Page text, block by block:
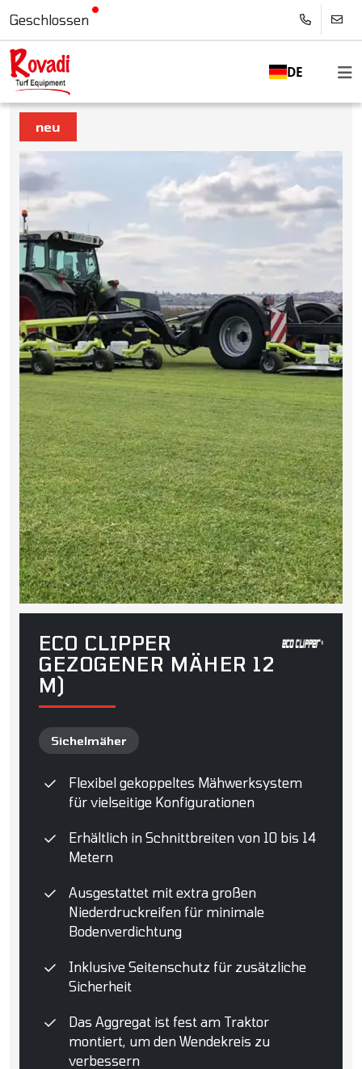
Geschlossen
DE
neu
ECO CLIPPER
GEZOGENER MÄHER 12
M)
Sichelmäher
Flexibel gekoppeltes Mähwerksystem
für vielseitige Konfigurationen
Erhältlich in Schnittbreiten von 10 bis 14
Metern
Ausgestattet mit extra großen
Niederdruckreifen für minimale
Bodenverdichtung
Inklusive Seitenschutz für zusätzliche
Sicherheit
Das Aggregat ist fest am Traktor
montiert, um den Wendekreis zu
verbessern